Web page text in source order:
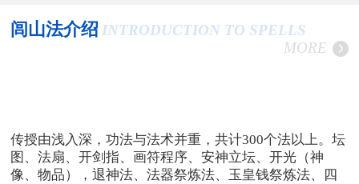
闾山法介绍 INTRODUCTION TO SPELLS
MORE
传授由浅入深，功法与法术并重，共计300个法以上。坛
图、法扇、开剑指、画符程序、安神立坛、开光（神
像、物品），退神法、法器祭炼法、玉皇钱祭炼法、四